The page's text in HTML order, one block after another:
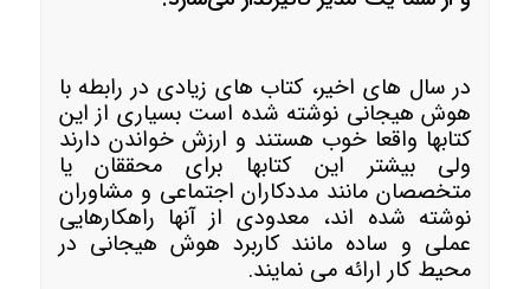
در سال های اخیر، کتاب های زیادی در رابطه با
هوش هیجانی نوشته شده است بسیاری از این
کتابها واقعا خوب هستند و ارزش خواندن دارند
ولی بیشتر این کتابها برای محققان یا
متخصصان مانند مددکاران اجتماعی و مشاوران
نوشته شده اند، معدودی از آنها راهکارهایی
عملی و ساده مانند کاربرد هوش هیجانی در
محیط کار ارائه می نمایند.